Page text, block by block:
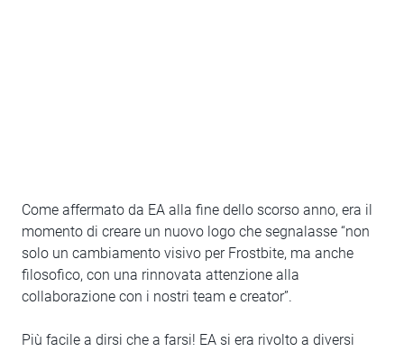
Come affermato da EA alla fine dello scorso anno, era il
momento di creare un nuovo logo che segnalasse “non
solo un cambiamento visivo per Frostbite, ma anche
filosofico, con una rinnovata attenzione alla
collaborazione con i nostri team e creator”.
Più facile a dirsi che a farsi! EA si era rivolto a diversi